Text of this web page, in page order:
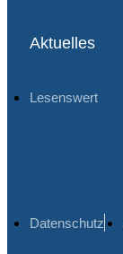
Aktuelles
Lesenswert
Datenschutz